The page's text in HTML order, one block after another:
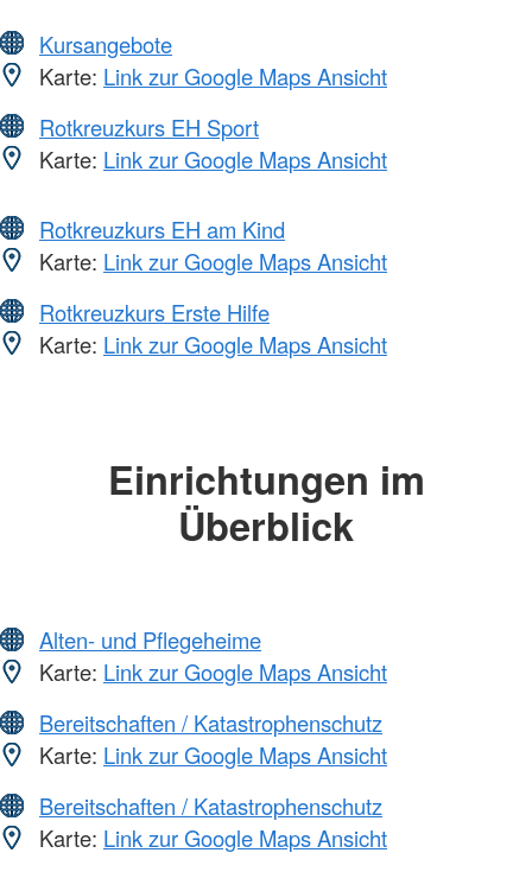
Kursangebote
Karte: Link zur Google Maps Ansicht
Rotkreuzkurs EH Sport
Karte: Link zur Google Maps Ansicht
Rotkreuzkurs EH am Kind
Karte: Link zur Google Maps Ansicht
Rotkreuzkurs Erste Hilfe
Karte: Link zur Google Maps Ansicht
Einrichtungen im
Überblick
Alten- und Pflegeheime
Karte: Link zur Google Maps Ansicht
Bereitschaften / Katastrophenschutz
Karte: Link zur Google Maps Ansicht
Bereitschaften / Katastrophenschutz
Karte: Link zur Google Maps Ansicht